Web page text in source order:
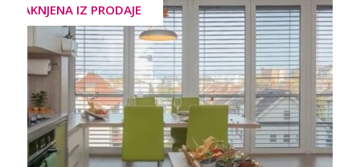
UMAKNJENA IZ PRODAJE